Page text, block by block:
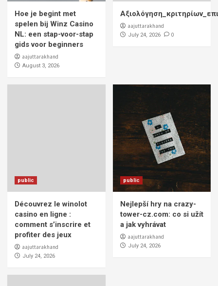
Hoe je begint met
spelen bij Winz Casino
NL: een stap-voor-stap
gids voor beginners
aajuttarakhand
August 3, 2026
aajuttarakhand
July 24, 2026 0
public
Découvrez le winolot
casino en ligne :
comment s’inscrire et
profiter des jeux
aajuttarakhand
July 24, 2026
public
Nejlepší hry na crazy-
tower-cz.com: co si užít
a jak vyhrávat
aajuttarakhand
July 24, 2026